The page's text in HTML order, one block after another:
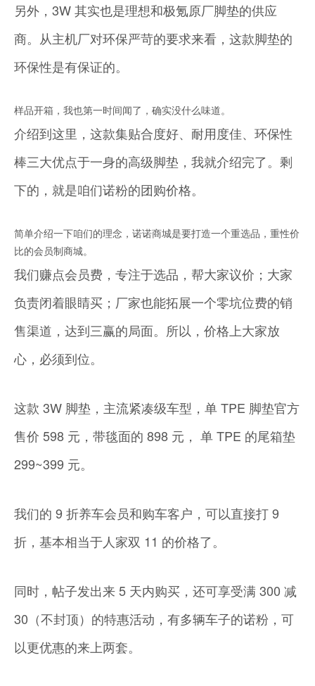
另外，3W 其实也是理想和极氪原厂脚垫的供应
商。从主机厂对环保严苛的要求来看，这款脚垫的
环保性是有保证的。
样品开箱，我也第一时间闻了，确实没什么味道。
介绍到这里，这款集贴合度好、耐用度佳、环保性
棒三大优点于一身的高级脚垫，我就介绍完了。剩
下的，就是咱们诺粉的团购价格。
简单介绍一下咱们的理念，诺诺商城是要打造一个重选品，重性价
比的会员制商城。
我们赚点会员费，专注于选品，帮大家议价；大家
负责闭着眼睛买；厂家也能拓展一个零坑位费的销
售渠道，达到三赢的局面。所以，价格上大家放
心，必须到位。
这款 3W 脚垫，主流紧凑级车型，单 TPE 脚垫官方
售价 598 元，带毯面的 898 元， 单 TPE 的尾箱垫
299~399 元。
我们的 9 折养车会员和购车客户，可以直接打 9
折，基本相当于人家双 11 的价格了。
同时，帖子发出来 5 天内购买，还可享受满 300 减
30（不封顶）的特惠活动，有多辆车子的诺粉，可
以更优惠的来上两套。